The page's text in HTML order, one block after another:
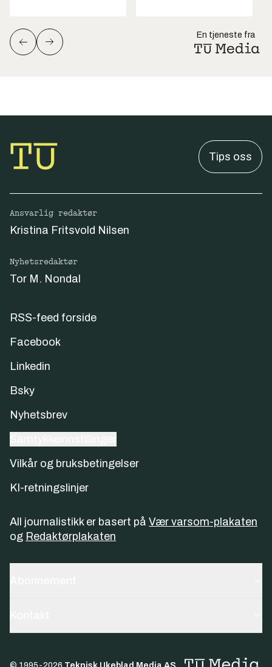
En tjeneste fra
Tips oss
Ansvarlig redaktør
Kristina Fritsvold Nilsen
Nyhetsredaktør
Tor M. Nondal
RSS-feed forside
Facebook
Linkedin
Bsky
Nyhetsbrev
Vilkår og bruksbetingelser
KI-retningslinjer
All journalistikk er basert på Vær varsom-plakaten
og Redaktørplakaten